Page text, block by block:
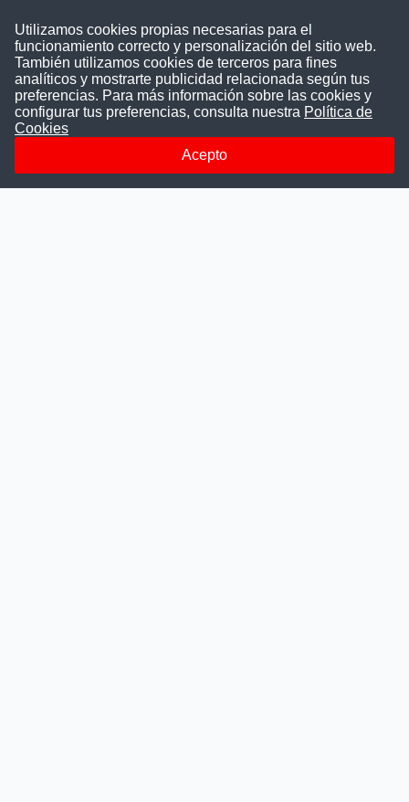
Convocatoriasdetrabajo.com
ConvocatoriasDeTrabajo.com es una plataforma informativa
la difusión y transparencia de los concursos públicos, además
ayudamos a las instituciones a encontrar a los mejores
talentos. A nuestros usuarios le brindamos en un solo lugar
Utilizamos cookies propias necesarias para el
funcionamiento correcto y personalización del sitio web.
También utilizamos cookies de terceros para fines
analíticos y mostrarte publicidad relacionada según tus
preferencias. Para más información sobre las cookies y
configurar tus preferencias, consulta nuestra Política de
Cookies
Acepto